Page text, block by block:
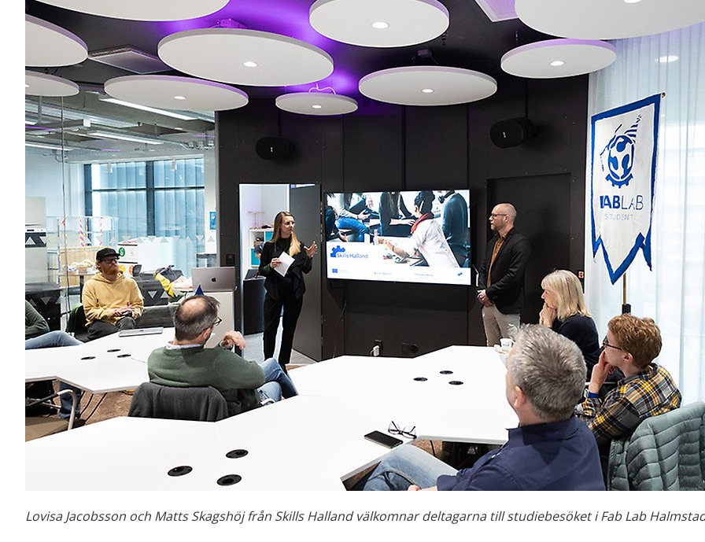
Lovisa Jacobsson och Matts Skagshöj från Skills Halland välkomnar deltagarna till studiebesöket i Fab Lab